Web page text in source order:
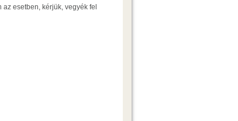
esetben, kérjük, vegyék fel